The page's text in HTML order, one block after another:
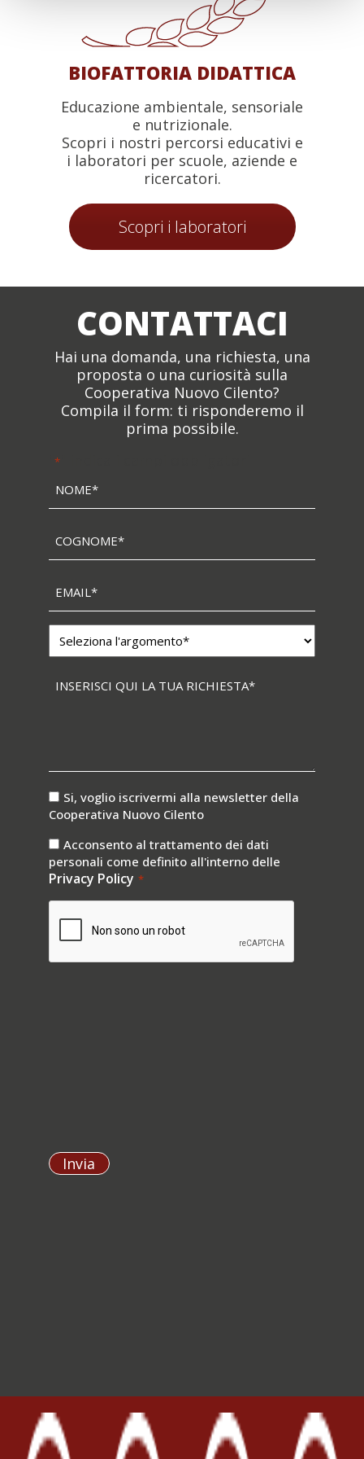
BIOFATTORIA DIDATTICA
Educazione ambientale, sensoriale
e nutrizionale.
Scopri i nostri percorsi educativi e
i laboratori per scuole, aziende e
ricercatori.
Scopri i laboratori
CONTATTACI
Hai una domanda, una richiesta, una
proposta o una curiosità sulla
Cooperativa Nuovo Cilento?
Compila il form: ti risponderemo il
prima possibile.
*" indica i campi obbligatori
Argomento
Messaggio*
consenso
newsletter
Si, voglio iscrivermi alla newsletter della
Cooperativa Nuovo Cilento
consenso
privay*
Acconsento al trattamento dei dati
personali come definito all'interno delle
Privacy Policy *
Invia